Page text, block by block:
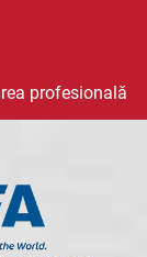
profesională